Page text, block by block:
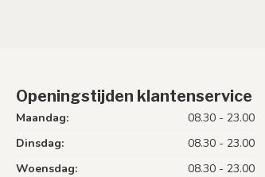
Openingstijden klantenservice
Maandag:
08.30 - 23.00
Dinsdag:
08.30 - 23.00
Woensdag:
08.30 - 23.00